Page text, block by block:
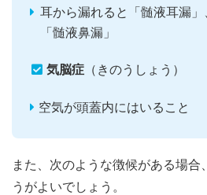
耳から漏れると「髄液耳漏」
「髄液鼻漏」
気脳症 （きのうしょう）
空気が頭蓋内にはいること
また、次のような徴候がある場合
うがよいでしょう。